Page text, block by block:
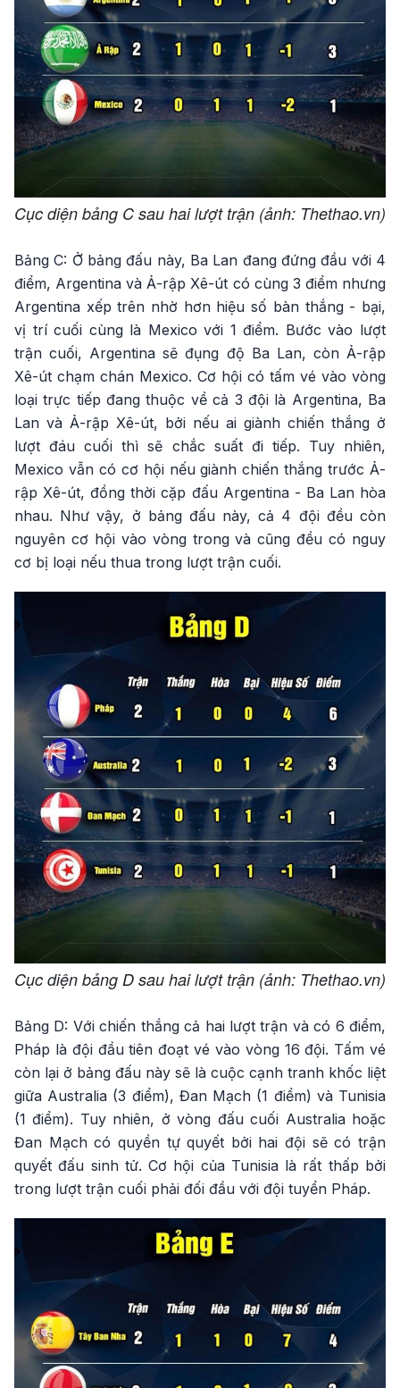
Cục diện bảng C sau hai lượt trận (ảnh: Thethao.vn)
Bảng C: Ở bảng đấu này, Ba Lan đang đứng đầu với 4
điểm, Argentina và Ả-rập Xê-út có cùng 3 điểm nhưng
Argentina xếp trên nhờ hơn hiệu số bàn thắng - bại,
vị trí cuối cùng là Mexico với 1 điểm. Bước vào lượt
trận cuối, Argentina sẽ đụng độ Ba Lan, còn Ả-rập
Xê-út chạm chán Mexico. Cơ hội có tấm vé vào vòng
loại trực tiếp đang thuộc về cả 3 đội là Argentina, Ba
Lan và Ả-rập Xê-út, bởi nếu ai giành chiến thắng ở
lượt đáu cuối thì sẽ chắc suất đi tiếp. Tuy nhiên,
Mexico vẫn có cơ hội nếu giành chiến thắng trước Ả-
rập Xê-út, đồng thời cặp đấu Argentina - Ba Lan hòa
nhau. Như vậy, ở bảng đấu này, cả 4 đội đều còn
nguyên cơ hội vào vòng trong và cũng đều có nguy
cơ bị loại nếu thua trong lượt trận cuối.
Cục diện bảng D sau hai lượt trận (ảnh: Thethao.vn)
Bảng D: Với chiến thắng cả hai lượt trận và có 6 điểm,
Pháp là đội đầu tiên đoạt vé vào vòng 16 đội. Tấm vé
còn lại ở bảng đấu này sẽ là cuộc cạnh tranh khốc liệt
giữa Australia (3 điểm), Đan Mạch (1 điểm) và Tunisia
(1 điểm). Tuy nhiên, ở vòng đấu cuối Australia hoặc
Đan Mạch có quyền tự quyết bởi hai đội sẽ có trận
quyết đấu sinh tử. Cơ hội của Tunisia là rất thấp bởi
trong lượt trận cuối phải đối đầu với đội tuyển Pháp.